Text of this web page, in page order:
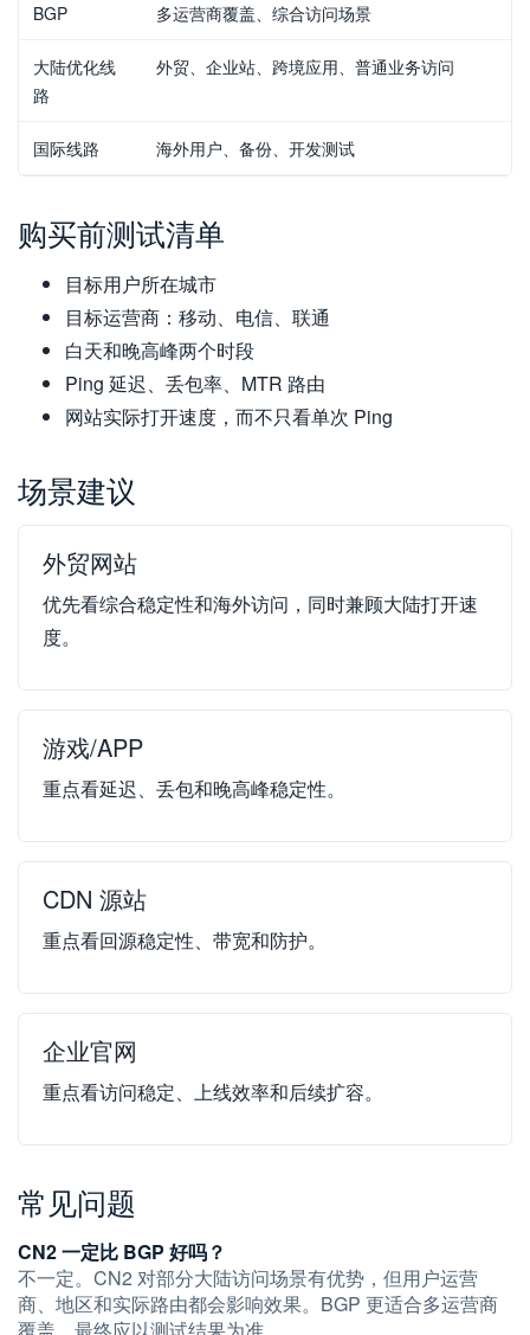
BGP 多运营商覆盖、综合访问场景
大陆优化线
路
外贸、企业站、跨境应用、普通业务访问
国际线路 海外用户、备份、开发测试
购买前测试清单
目标用户所在城市
目标运营商：移动、电信、联通
白天和晚高峰两个时段
Ping 延迟、丢包率、MTR 路由
网站实际打开速度，而不只看单次 Ping
场景建议
外贸网站
优先看综合稳定性和海外访问，同时兼顾大陆打开速
度。
游戏/APP
重点看延迟、丢包和晚高峰稳定性。
CDN 源站
重点看回源稳定性、带宽和防护。
企业官网
重点看访问稳定、上线效率和后续扩容。
常见问题
CN2 一定比 BGP 好吗？
不一定。CN2 对部分大陆访问场景有优势，但用户运营
商、地区和实际路由都会影响效果。BGP 更适合多运营商